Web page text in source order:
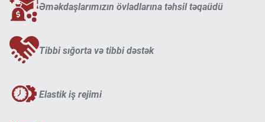
Əməkdaşlarımızın övladlarına təhsil təqaüdü
Tibbi sığorta və tibbi dəstək
Elastik iş rejimi